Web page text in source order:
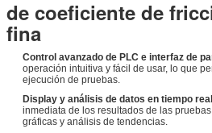
de coeficiente de
fina
Control avanzado de PLC e interfaz de
operación intuitiva y fácil de usar, lo que
ejecución de pruebas.
Display y análisis de datos en tiempo real
inmediata de los resultados de las
gráficas y análisis de tendencias.